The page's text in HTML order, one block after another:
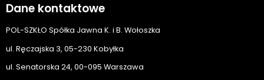
Dane kontaktowe
POL-SZKŁO Spółka Jawna K. i B. Wołoszka
ul. Ręczajska 3, 05-230 Kobyłka
ul. Senatorska 24, 00-095 Warszawa